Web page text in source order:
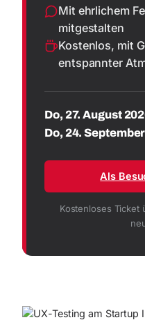
Mit ehrlichem
mitgestalten
Kostenlos, mit
entspannter
Do, 27. August
Do, 24.
Als
Kostenloses Ticket